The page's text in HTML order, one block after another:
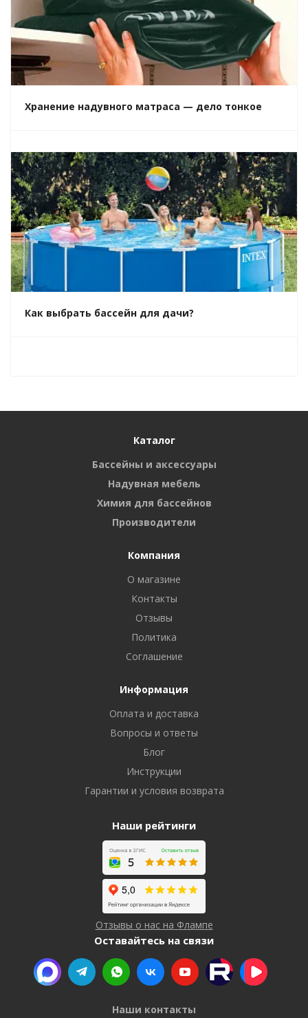
Хранение надувного матраса — дело тонкое
Как выбрать бассейн для дачи?
Каталог
Бассейны и аксессуары
Надувная мебель
Химия для бассейнов
Производители
Компания
О магазине
Контакты
Отзывы
Политика
Соглашение
Информация
Оплата и доставка
Вопросы и ответы
Блог
Инструкции
Гарантии и условия возврата
Наши рейтинги
Отзывы о нас на Флампе
Оставайтесь на связи
Наши контакты